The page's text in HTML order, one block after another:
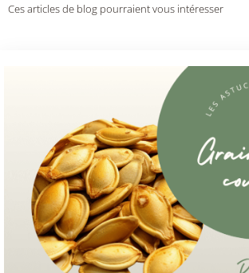
Ces articles de blog pourraient vous intéresser